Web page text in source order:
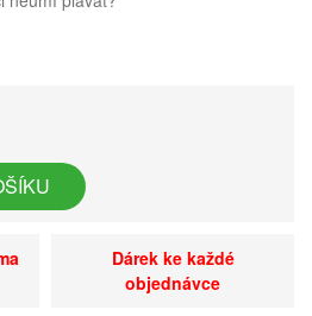
Dárek ke každé
objednávce